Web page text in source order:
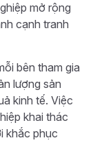
mở rộng
cạnh tranh
bên tham gia
lượng sản
kinh tế. Việc
khai thác
khắc phục